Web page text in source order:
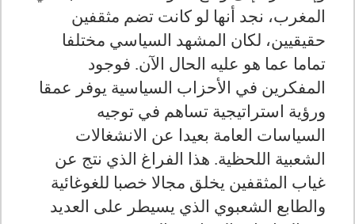
المغرب، نجد أنها لو كانت تضم مثقفين
حقيقيين، لكان المشهد السياسي مختلفا
تماما عما هو عليه الحال الآن. فوجود
المفكرين في الأحزاب السياسية يوفر عمقا
ورؤية استراتيجية تساهم في توجيه
السياسات العامة بعيدا عن الانشغالات
الشعبية اللحظية. هذا الفراغ الذي نتج عن
غياب المثقفين يخلق مجالا خصبا للغوغائية
والطابع الشعبوي الذي يسيطر على العديد